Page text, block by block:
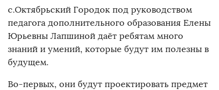
с.Октябрьский Городок под руководством
педагога дополнительного образования Елены
Юрьевны Лапшиной даёт ребятам много
знаний и умений, которые будут им полезны в
будущем.
Во-первых, они будут проектировать предмет